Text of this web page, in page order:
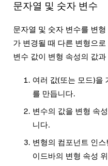
문자열 및 숫자 변수
문자열 및 숫자 변수를 변
가 변경될 때 다른 변형으
변수 값이 변형 속성의 값
여러 값(또는 모드)을
를 만듭니다.
변수의 값을 변형 속
니다.
변형의 컴포넌트 인
이드바의 변형 속성